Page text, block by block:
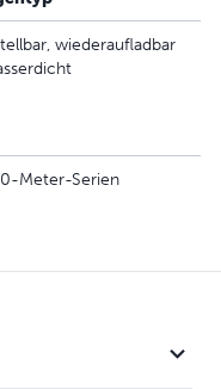
wiederaufladbar
Meter-Serien